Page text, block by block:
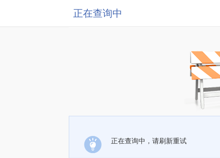
正在查询中
正在查询中，请刷新重试